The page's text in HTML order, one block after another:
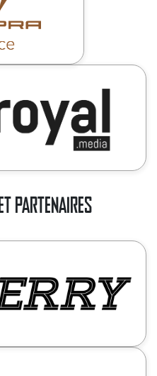
PARTENAIRES